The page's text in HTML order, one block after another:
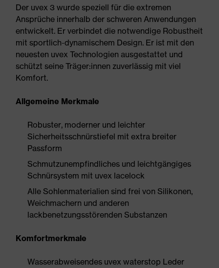
Der uvex 3 wurde speziell für die extremen
Ansprüche innerhalb der schweren Anwendungen
entwickelt. Er verbindet die notwendige Robustheit
mit sportlich-dynamischem Design. Er ist mit den
neuesten uvex Technologien ausgestattet und
schützt seine Träger:innen zuverlässig mit viel
Komfort.
Allgemeine Merkmale
Robuster, moderner und leichter
Sicherheitsschnürstiefel mit extra breiter
Passform
Schmutzunempfindliches und leichtgängiges
Schnürsystem mit uvex lacelock
Alle Sohlenmaterialien sind frei von Silikonen,
Weichmachern und anderen
lackbenetzungsstörenden Substanzen
Komfortmerkmale
Wasserabweisendes uvex waterstop Leder